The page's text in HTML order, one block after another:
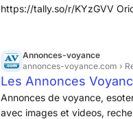
https://tally.so/r/KYzGVV
éventuellement que vous lui
RSI.
Annonces-voyance
annonces-voyance.com ›
Les Annonces
par mot cle.
Annonces de voyance,
avec images et videos,